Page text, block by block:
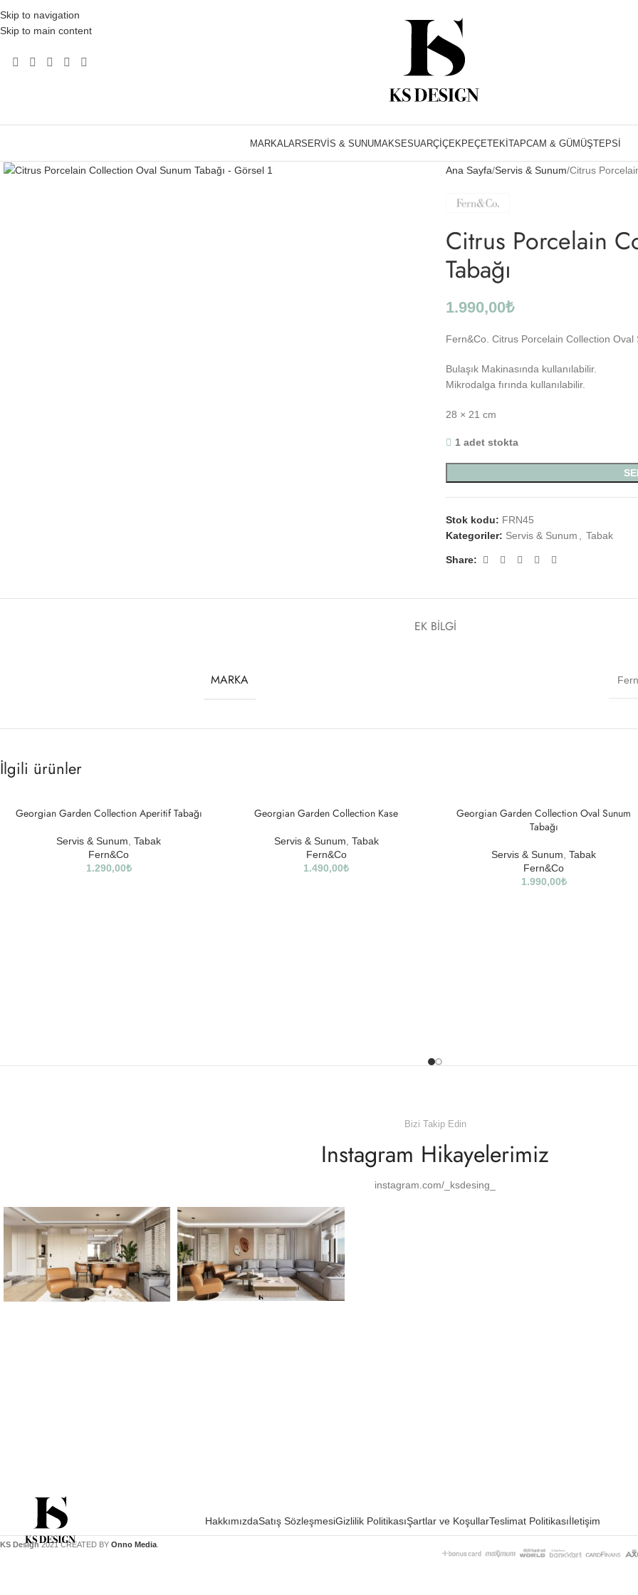
Skip to navigation
Skip to main content
MARKALARSERVIS & SUNUMAKSESUARÇIÇEKPEÇETEKITAPCAM & GÜMÜŞTEPSI
Ana Sayfa Servis & Sunum Citrus
Citrus Porcelain
Tabağı
1.990,00₺
Fern&Co. Citrus Porcelain Collection Oval
Bulaşık Makinasında kullanılabilir.
Mikrodalga fırında kullanılabilir.
28 × 21 cm
1 adet stokta
Stok kodu: FRN45
Kategoriler: Servis & Sunum Tabak
Share:
EK BILGI
MARKA
İlgili ürünler
Georgian Garden Collection Aperitif Tabağı
Servis & Sunum Tabak
Fern&Co
1.290,00₺
Georgian Garden Collection Kase
Servis & Sunum Tabak
Fern&Co
1.490,00₺
Georgian Garden Collection Oval Sunum
Tabağı
Servis & Sunum Tabak
Fern&Co
1.990,00₺
Bizi Takip Edin
Instagram Hikayelerimiz
instagram.com/_ksdesing_
HakkımızdaSatış SözleşmesiGizlilik PolitikasıŞartlar ve KoşullarTeslimat Politikasıİletişim
KS Design 2021 CREATED BY Onno Media